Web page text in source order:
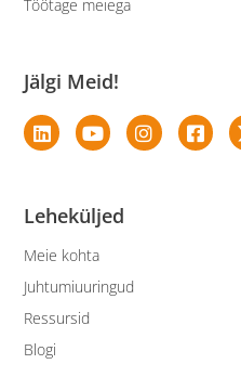
Leheküljed
Meie kohta
Juhtumiuuringud
Ressursid
Blogi
Töötage meiega
Jälgi Meid!